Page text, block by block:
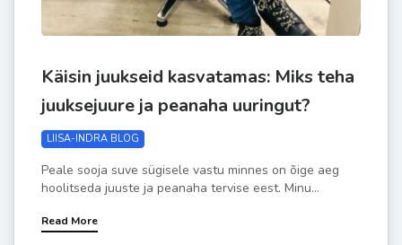
Käisin juukseid kasvatamas: Miks teha
juuksejuure ja peanaha uuringut?
LIISA-INDRA BLOG
Peale sooja suve sügisele vastu minnes on õige aeg
hoolitseda juuste ja peanaha tervise eest. Minu...
Read More